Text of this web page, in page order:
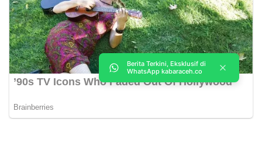
Berita Terkini, Eksklusif di
WhatsApp kabaraceh.co